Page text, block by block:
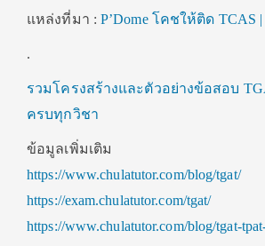
แหล่งที่มา : P’Dome โคชให้ติด TCAS |
.
รวมโครงสร้างและตัวอย่างข้อสอบ
ครบทุกวิชา
ข้อมูลเพิ่มเติม
https://www.chulatutor.com/blog/tgat/
https://exam.chulatutor.com/tgat/
https://www.chulatutor.com/blog/tgat-